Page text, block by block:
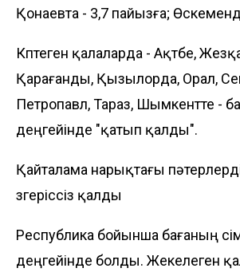
Қонаевта - 3,7 пайызға;
Көптеген қалаларда - Ақтөбе,
Қарағанды, Қызылорда, Орал,
Петропавл, Тараз, Шымкентте -
деңгейінде "қатып қалды".
Қайталама нарықтағы
өзгеріссіз қалды
Республика бойынша бағаның
деңгейінде болды. Жекелеген